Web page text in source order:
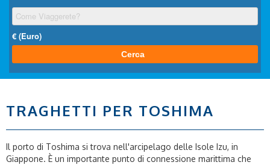
TRAGHETTI PER TOSHIMA
Il porto di Toshima si trova nell'arcipelago delle Isole Izu, in
Giappone. È un importante punto di connessione marittima che